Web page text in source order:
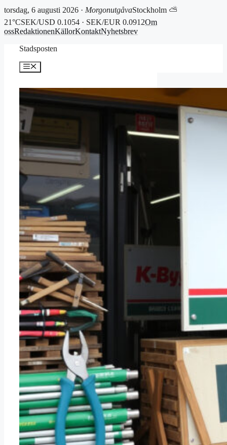
torsdag, 6 augusti 2026 · MorgonutgåvaStockholm ⛅
21°CSEK/USD 0.1054 · SEK/EUR 0.0912Om
ossRedaktionenKällorKontaktNyhetsbrev
Stadsposten
Meny